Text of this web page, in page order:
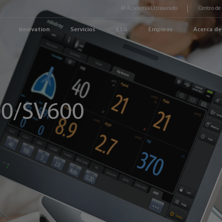
Innovation Servicios ESG Empleos Acerca
M-Academia Ultrasonido Centro de
SV600